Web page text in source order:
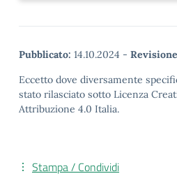
Pubblicato: 14.10.2024 -
Eccetto dove diversamente
stato rilasciato sotto Licenza
Attribuzione 4.0 Italia.
Stampa / Condividi